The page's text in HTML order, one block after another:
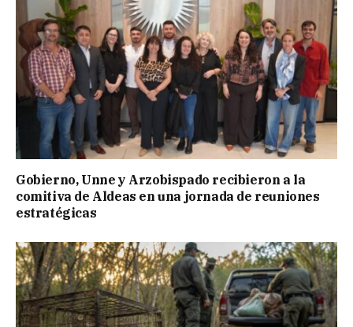
Gobierno, Unne y Arzobispado recibieron a la
comitiva de Aldeas en una jornada de reuniones
estratégicas